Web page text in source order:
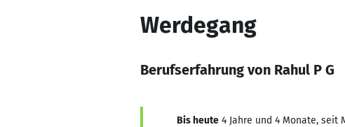
Werdegang
Berufserfahrung von Rahul P G
Bis heute 4 Jahre und 4 Monate, seit